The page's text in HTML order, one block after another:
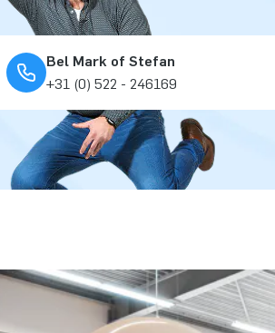
Bel Mark of Stefan
+31 (0) 522 - 246169